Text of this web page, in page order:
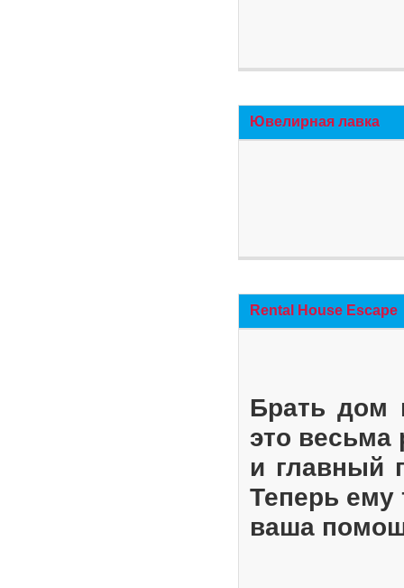
Ювелирная лавка
Rental House Escape
Брать дом
это весьма
и главный
Теперь ему
ваша